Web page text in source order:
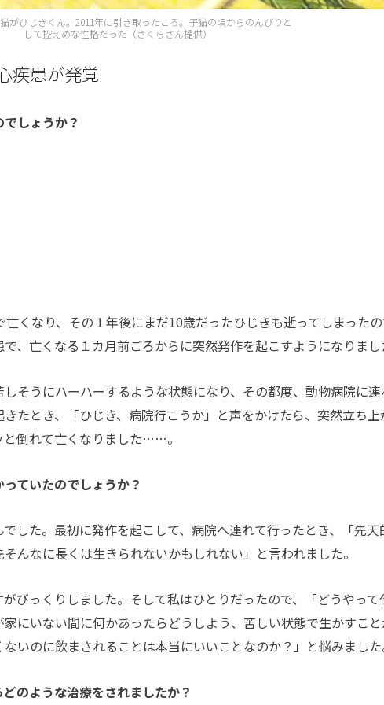
がひじきくん。2011年に引き取ったころ。子猫の頃からのんびりと
して控えめな性格だった（さくらさん提供）
疾患が発覚
でしょうか？
くなり、その１年後にまだ10歳だったひじきも逝ってしまった
、亡くなる１カ月前ごろからに突然発作を起こすようになりま
そうにハーハーするような状態になり、その都度、動物病院に
たとき、「ひじき、病院行こうか」と声をかけたら、突然立ち上
倒れて亡くなりました……。
っていたのでしょうか？
した。最初に発作を起こして、病院へ連れて行ったとき、「先天
んなに長くは生きられないかもしれない」と言われました。
びっくりしました。そして私はひとりだったので、「どうやって
にいない間に何かあったらどうしよう、苦しい状態で生かすこ
いのに飲まされることは本当にいいことなのか？」と悩みまし
どのような治療をされましたか？